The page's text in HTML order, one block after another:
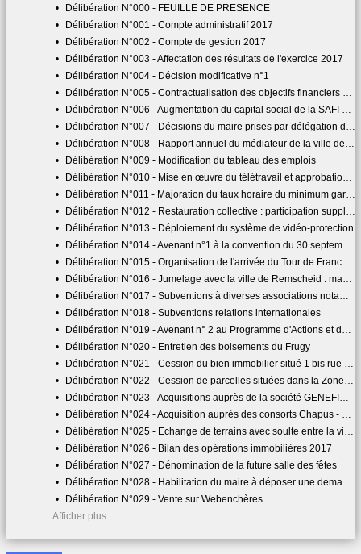
•
Délibération N°000 - FEUILLE DE PRESENCE
•
Délibération N°001 - Compte administratif 2017
•
Délibération N°002 - Compte de gestion 2017
•
Délibération N°003 - Affectation des résultats de l'exercice 2017
•
Délibération N°004 - Décision modificative n°1
•
Délibération N°005 - Contractualisation des objectifs financiers de la commune de Quimper avec l'Etat
•
Délibération N°006 - Augmentation du capital social de la SAFI par incorporation de réserves : modification de l'article 6 des statuts
•
Délibération N°007 - Décisions du maire prises par délégation du conseil municipal
•
Délibération N°008 - Rapport annuel du médiateur de la ville de Quimper
•
Délibération N°009 - Modification du tableau des emplois
•
Délibération N°010 - Mise en œuvre du télétravail et approbation de la charte y afférente
•
Délibération N°011 - Majoration du taux horaire du minimum garanti pour les agents vacataires
•
Délibération N°012 - Restauration collective : participation supplémentaire indiciaire de l'employeur
•
Délibération N°013 - Déploiement du système de vidéo-protection
•
Délibération N°014 - Avenant n°1 à la convention du 30 septembre 2015 entre la ville de Quimper et l'association Agora Justice
•
Délibération N°015 - Organisation de l'arrivée du Tour de France 2018 à Quimper
•
Délibération N°016 - Jumelage avec la ville de Remscheid : mandat spécial
•
Délibération N°017 - Subventions à diverses associations notamment patriotiques
•
Délibération N°018 - Subventions relations internationales
•
Délibération N°019 - Avenant n° 2 au Programme d'Actions et de Prévention des Inondations (PAPI)
•
Délibération N°020 - Entretien des boisements du Frugy
•
Délibération N°021 - Cession du bien immobilier situé 1 bis rue Olivier de Serres au profit de Quimper Bretagne Occidentale : secteur Kerhuel - Eau Blanche
•
Délibération N°022 - Cession de parcelles situées dans la Zone d'Activité de Keradennec
•
Délibération N°023 - Acquisitions auprès de la société GENEFIM (rue Madame de Staël), de la SCI de Tréouzon (rue Charles Le Goffic), de l'association diocésaine de Quimper (rue d'Orense), et de l'OPAC (allée de Meilh Stang Vihan)
•
Délibération N°024 - Acquisition auprès des consorts Chapus - 11-13 rue de la Providence
•
Délibération N°025 - Echange de terrains avec soulte entre la ville de Quimper et la SARL Pépinières Guerrot route de Plogonnec, voie Romaine
•
Délibération N°026 - Bilan des opérations immobilières 2017
•
Délibération N°027 - Dénomination de la future salle des fêtes
•
Délibération N°028 - Habilitation du maire à déposer une demande d'autorisation d'urbanisme
•
Délibération N°029 - Vente sur Webenchères
Afficher plus